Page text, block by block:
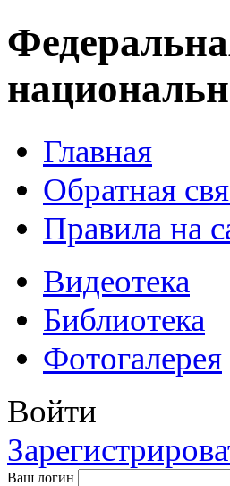
Главная
Обратная
Правила на
Видеотека
Библиотека
Фотогалерея
Войти
Ваш логин